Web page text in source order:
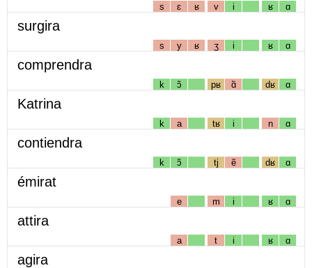
s ɛ ʁ v i ʁ ɑ
surgira
s y ʁ ʒ i ʁ ɑ
comprendra
k ɔ̃ pʁ ɑ̃ dʁ ɑ
Katrina
k a tʁ i n ɑ
contiendra
k ɔ̃ tj ẽ dʁ ɑ
émirat
e m i ʁ ɑ
attira
a t i ʁ ɑ
agira